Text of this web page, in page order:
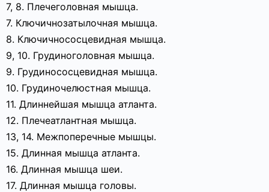
7, 8. Плечеголовная мышца.
7. Ключичнозатылочная мышца.
8. Ключичнососцевидная мышца.
9, 10. Грудиноголовная мышца.
9. Грудинососцевидная мышца.
10. Грудиночелюстная мышца.
11. Длиннейшая мышца атланта.
12. Плечеатлантная мышца.
13, 14. Межпоперечные мышцы.
15. Длинная мышца атланта.
16. Длинная мышца шеи.
17. Длинная мышца головы.